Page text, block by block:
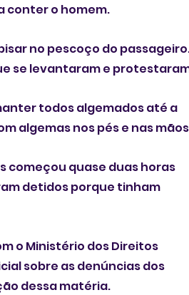
conter o homem.
no pescoço do
se levantaram e
todos algemados até a
algemas nos pés e nas
começou quase duas horas
detidos porque tinham
o Ministério dos Direitos
sobre as denúncias dos
dessa matéria.